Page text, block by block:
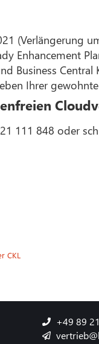
(Verlängerung
Enhancement
Business
Ihrer
111 848 oder
CKL
+49 89